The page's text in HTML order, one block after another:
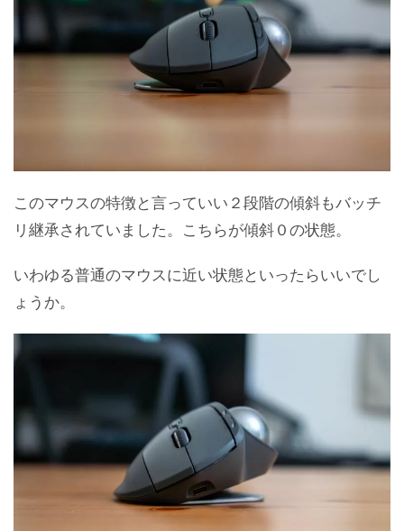
このマウスの特徴と言っていい２段階の傾斜もバッチ
リ継承されていました。こちらが傾斜０の状態。
いわゆる普通のマウスに近い状態といったらいいでし
ょうか。